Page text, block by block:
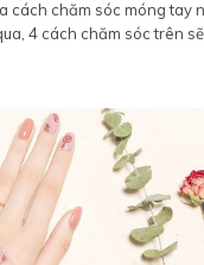
cách chăm sóc móng tay
4 cách chăm sóc trên